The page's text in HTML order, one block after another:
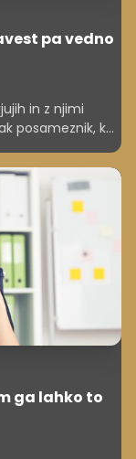
pa vedno
in z njimi
posameznik, ki
si želi prepričati
finančni)
tisto, kar na
šest
predstavitev
ga lahko to